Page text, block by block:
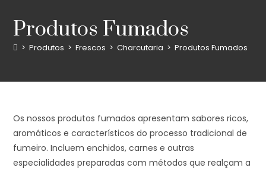
Produtos Fumados
> Produtos > Frescos > Charcutaria > Produtos Fumados
Os nossos produtos fumados apresentam sabores ricos,
aromáticos e característicos do processo tradicional de
fumeiro. Incluem enchidos, carnes e outras
especialidades preparadas com métodos que realçam a